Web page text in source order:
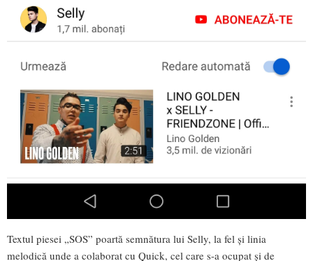
Textul piesei „SOS” poartă semnătura lui Selly, la fel și linia
melodică unde a colaborat cu Quick, cel care s-a ocupat și de